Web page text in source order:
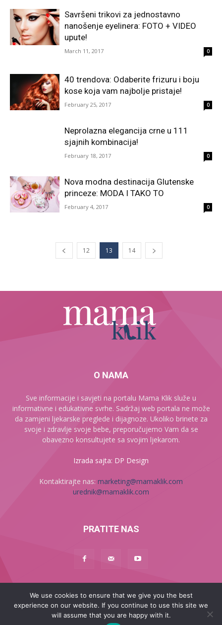
Savršeni trikovi za jednostavno
nanošenje eyelinera: FOTO + VIDEO
upute!
March 11, 2017 0
40 trendova: Odaberite frizuru i boju
kose koja vam najbolje pristaje!
February 25, 2017 0
Neprolazna elegancija crne u 111
sjajnih kombinacija!
February 18, 2017 0
Nova modna destinacija Glutenske
princeze: MODA I TAKO TO
February 4, 2017 0
12 13 14
O NAMA
Sve informacije i savjeti na portalu Mama Klik služe u
informativne i edukativne svrhe. Sadržaj web portala ne može
da zamjeni ljekarske preglede i dijagnoze. Ukoliko brinete za
svoje i zdravlje svoje bebe, preporučujemo Vam da se
obavezno konsultujete sa svojim ljekarom.
Izrada sajta: DP Design
Kontaktirajte nas: marketing@mamaklik.com
urednik@mamaklik.com
PRATITE NAS
Naslovna Začeće Trudnoća Beba Dijete
Mama
MAMA PLUS
© 2017 - 2025 - Sva prava zadržana
We use cookies to ensure that we give you the best
experience on our website. If you continue to use this site we
will assume that you are happy with it.